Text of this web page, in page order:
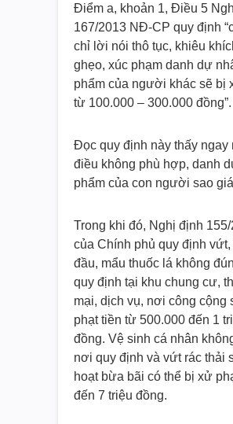
Điểm a, khoản 1, Điều 5
167/2013 NĐ-CP quy định
chỉ lời nói thô tục, khiêu
ghẹo, xúc phạm danh dự
phẩm của người khác sẽ bị
từ 100.000 – 300.000 đồng”.
Đọc quy định này thấy ngay
điều không phù hợp, danh
phẩm của con người sao
Trong khi đó, Nghị định
của Chính phủ quy định vứt,
đầu, mẩu thuốc lá không
quy định tại khu chung cư,
mại, dịch vụ, nơi công cộng
phạt tiền từ 500.000 đến 1
đồng. Vệ sinh cá nhân
nơi quy định và vứt rác thải
hoạt bừa bãi có thể bị xử
đến 7 triệu đồng.